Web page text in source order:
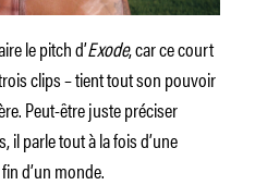
le pitch d’Exode, car ce court
clips – tient tout son pouvoir
Peut-être juste préciser
il parle tout à la fois d’une
d’un monde.